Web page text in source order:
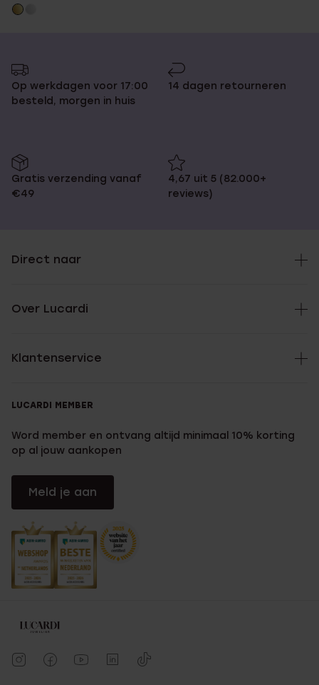
Op werkdagen voor 17:00
besteld, morgen in huis
14 dagen retourneren
Gratis verzending vanaf
€49
4,67 uit 5 (82.000+
reviews)
Direct naar
Over Lucardi
Klantenservice
LUCARDI MEMBER
Word member en ontvang altijd minimaal 10% korting
op al jouw aankopen
Meld je aan